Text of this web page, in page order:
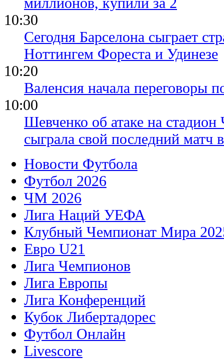
10:30
Сегодня Барселона сыграет
Ноттингем Фореста и Удинезе
10:20
Валенсия начала переговоры
10:00
Шевченко об атаке на
сыграла свой последний матч
Новости Футбола
Футбол 2026
ЧМ 2026
Лига Наций УЕФА
Клубный Чемпионат Мира
Евро U21
Лига Чемпионов
Лига Европы
Лига Конференций
Кубок Либертадорес
Футбол Онлайн
Livescore